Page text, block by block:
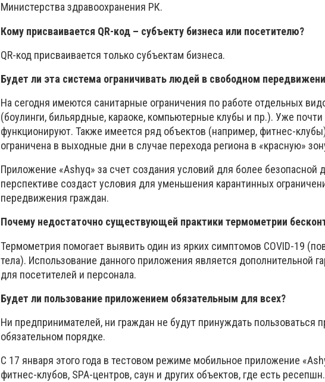
Министерства здравоохранения РК.
Кому присваивается QR-код – субъекту бизнеса или посетителю?
QR-код присваивается только субъектам бизнеса.
Будет ли эта система ограничивать людей в свободном
На сегодня имеются санитарные ограничения по работе отдельных
(боулинги, бильярдные, караоке, компьютерные клубы и пр.). Уже почти
функционируют. Также имеется ряд объектов (например, фитнес-
ограничена в выходные дни в случае перехода региона в «красную»
Приложение «Ashyq» за счет создания условий для более безопасной
перспективе создаст условия для уменьшения карантинных
передвижения граждан.
Почему недостаточно существующей практики термометрии
Термометрия помогает выявить один из ярких симптомов COVID-19
тела). Использование данного приложения является дополнительной
для посетителей и персонала.
Будет ли пользование приложением обязательным для всех?
Ни предпринимателей, ни граждан не будут принуждать пользоваться
обязательном порядке.
С 17 января этого года в тестовом режиме мобильное приложение
фитнес-клубов, SPA-центров, саун и других объектов, где есть